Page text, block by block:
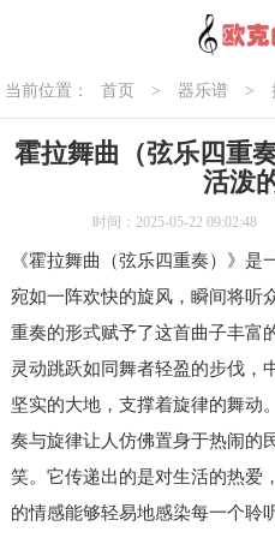
当前位置： 首页 > 器乐谱 >
霍拉舞曲（弦乐四重
活泼
时间：2025-05-22 09:02:48
《霍拉舞曲（弦乐四重奏）》
宛如一阵欢快的旋风，瞬间将听
重奏的形式赋予了这首曲子丰富
灵动跳跃如同舞者轻盈的步伐，
坚实的大地，支撑着旋律的舞动
奏与旋律让人仿佛置身于热闹的
笑。它传递出的是对生活的热爱
的情感能够轻易地感染每一个聆